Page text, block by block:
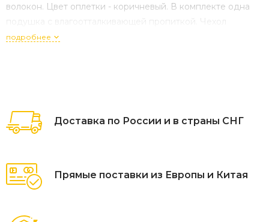
волокон. Цвет оплетки - коричневый. В комплекте одна
подушка с влагоотталкивающей пропиткой. Чехол
бежевого цвета съёмный, можно стирать в стиральной
подробнее
Доставка по России и в страны СНГ
Прямые поставки из Европы и Китая